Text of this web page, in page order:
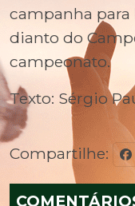
campanha para
dianto do
campeonato.
Texto: Sérgio
Compartilhe: